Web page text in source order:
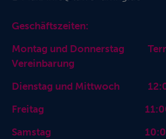
Geschäftszeiten:
Montag und Donnerstag
Vereinbarung
Dienstag und Mittwoch
Freitag 11:00 bis
Samstag 10:00 bis